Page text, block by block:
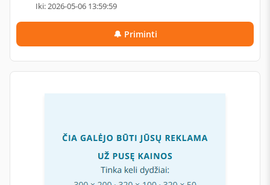
Iki: 2026-05-06 13:59:59
🔔 Priminti